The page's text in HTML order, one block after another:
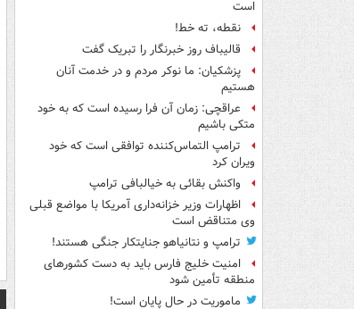
است
نقطه، ته خط!
قالیباف روز خبرنگار را تبریک گفت
پزشکیان: ما نوکر مردم و در خدمت آنان
هستیم
عراقچی: زمان آن فرا رسیده است که به خود
متکی باشیم
ترامپ التماس‌کننده توافقی است که خود
ویران کرد
واکنش بقائی به خیالبافی ترامپ
اظهارات وزیر خزانه‌داری آمریکا با مواضع قبلی
وی متناقض است
ترامپ و نتانیاهو جنایتکار جنگی هستند!
امنیت خلیج فارس باید به دست کشورهای
منطقه تأمین شود
ماموریت در حال پایان است!